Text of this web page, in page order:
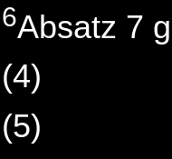
6Absatz 7
(4)
(5)